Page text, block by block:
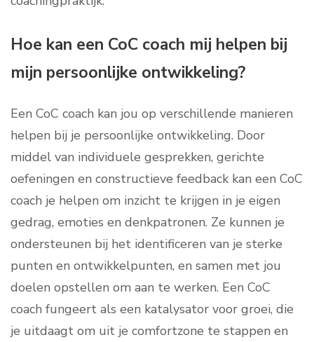
Hoe kan een CoC coach mij helpen bij
mijn persoonlijke ontwikkeling?
Een CoC coach kan jou op verschillende manieren
helpen bij je persoonlijke ontwikkeling. Door
middel van individuele gesprekken, gerichte
oefeningen en constructieve feedback kan een CoC
coach je helpen om inzicht te krijgen in je eigen
gedrag, emoties en denkpatronen. Ze kunnen je
ondersteunen bij het identificeren van je sterke
punten en ontwikkelpunten, en samen met jou
doelen opstellen om aan te werken. Een CoC
coach fungeert als een katalysator voor groei, die
je uitdaagt om uit je comfortzone te stappen en